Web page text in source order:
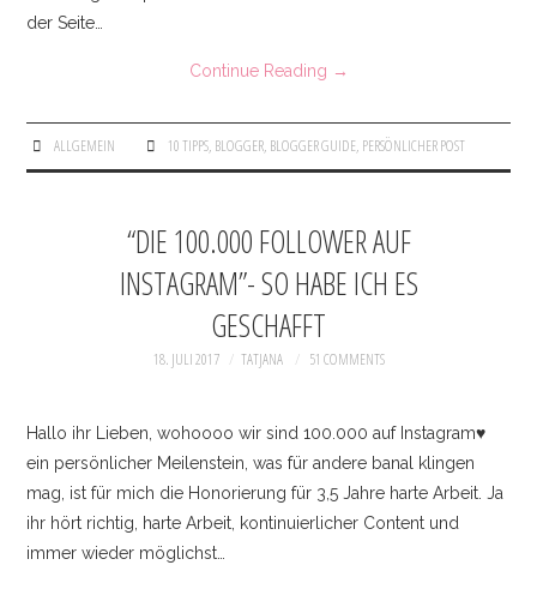
der Seite…
Continue Reading →
ALLGEMEIN 10 TIPPS, BLOGGER, BLOGGER GUIDE, PERSÖNLICHER POST
“DIE 100.000 FOLLOWER AUF
INSTAGRAM”- SO HABE ICH ES
GESCHAFFT
18. JULI 2017 TATJANA 51 COMMENTS
Hallo ihr Lieben, wohoooo wir sind 100.000 auf Instagram♥
ein persönlicher Meilenstein, was für andere banal klingen
mag, ist für mich die Honorierung für 3,5 Jahre harte Arbeit. Ja
ihr hört richtig, harte Arbeit, kontinuierlicher Content und
immer wieder möglichst…